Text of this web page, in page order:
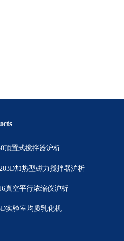
顶置式搅拌器沪析
加热型磁力搅拌器沪析
真空平行浓缩仪沪析
实验室均质乳化机